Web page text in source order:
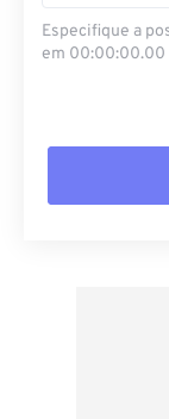
Especifique a
em 00:00:00.00